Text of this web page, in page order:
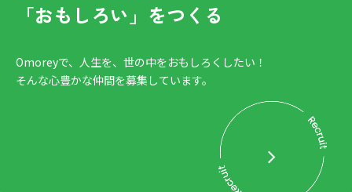
「おもしろい」をつくる
Omoreyで、人生を、世の中をおもしろくしたい！
そんな心豊かな仲間を募集しています。